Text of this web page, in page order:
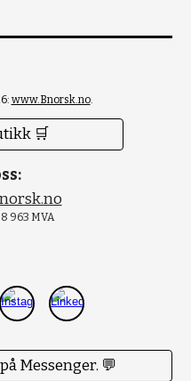
www.Bnorsk.no.
🛒
963 MVA
Messenger. 💬